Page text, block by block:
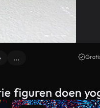
...
figuren doen